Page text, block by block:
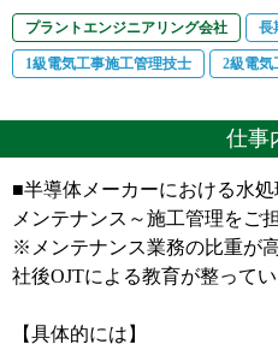
プラントエンジニアリング会社 長
1級電気工事施工管理技士 2級電気
仕事
■半導体メーカーにおける水
メンテナンス～施工管理をご
※メンテナンス業務の比重が
社後OJTによる教育が整ってい
【具体的には】